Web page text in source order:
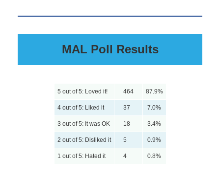
MAL Poll Results
5 out of 5: Loved it! 464 87.9%
4 out of 5: Liked it 37 7.0%
3 out of 5: It was OK 18 3.4%
2 out of 5: Disliked it 5 0.9%
1 out of 5: Hated it 4 0.8%